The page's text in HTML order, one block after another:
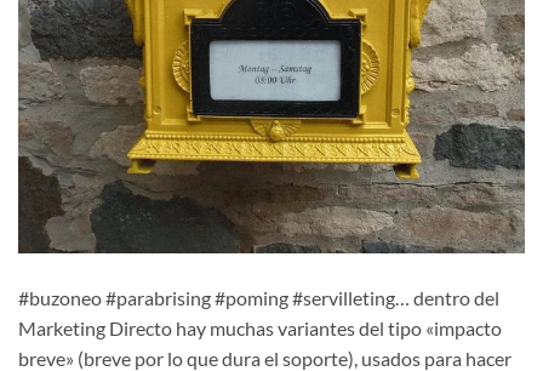
#buzoneo #parabrising #poming #servilleting… dentro del
Marketing Directo hay muchas variantes del tipo «impacto
breve» (breve por lo que dura el soporte), usados para hacer